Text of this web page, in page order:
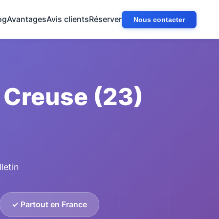
AvantagesAvis clientsRéserver Nous contacter
(23)
✓ Partout en France